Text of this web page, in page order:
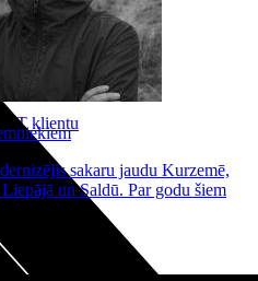
Latvijā
ārzemēs
klientu
sakaru jaudu Kurzemē,
un Saldū. Par godu šiem